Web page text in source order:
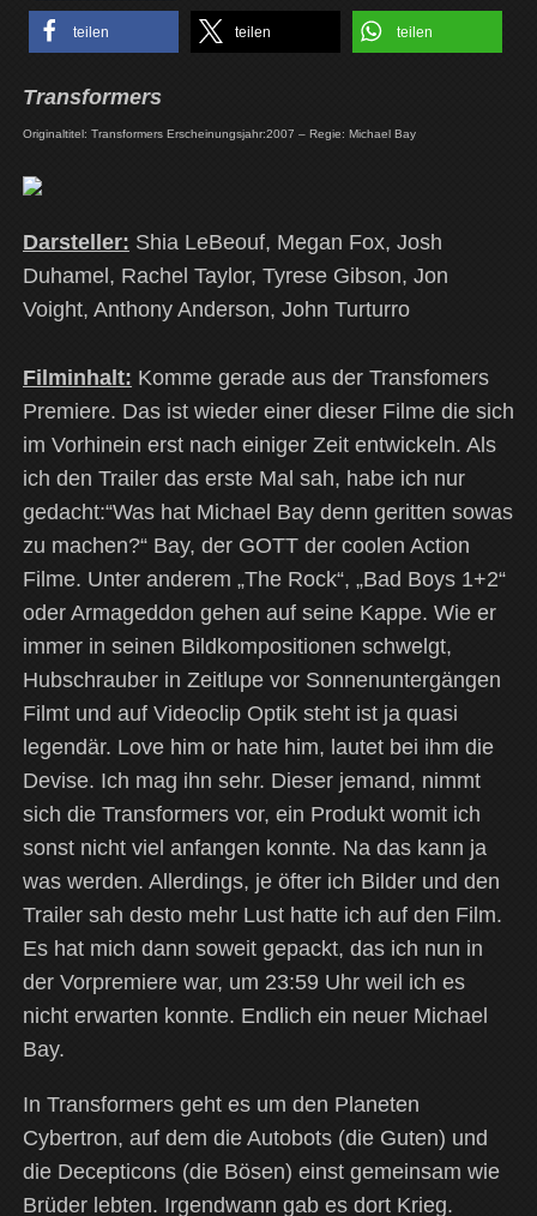
teilen teilen teilen
Transformers
Originaltitel: Transformers Erscheinungsjahr:2007 – Regie: Michael Bay
Darsteller: Shia LeBeouf, Megan Fox, Josh
Duhamel, Rachel Taylor, Tyrese Gibson, Jon
Voight, Anthony Anderson, John Turturro
Filminhalt: Komme gerade aus der Transfomers
Premiere. Das ist wieder einer dieser Filme die sich
im Vorhinein erst nach einiger Zeit entwickeln. Als
ich den Trailer das erste Mal sah, habe ich nur
gedacht:“Was hat Michael Bay denn geritten sowas
zu machen?“ Bay, der GOTT der coolen Action
Filme. Unter anderem „The Rock“, „Bad Boys 1+2“
oder Armageddon gehen auf seine Kappe. Wie er
immer in seinen Bildkompositionen schwelgt,
Hubschrauber in Zeitlupe vor Sonnenuntergängen
Filmt und auf Videoclip Optik steht ist ja quasi
legendär. Love him or hate him, lautet bei ihm die
Devise. Ich mag ihn sehr. Dieser jemand, nimmt
sich die Transformers vor, ein Produkt womit ich
sonst nicht viel anfangen konnte. Na das kann ja
was werden. Allerdings, je öfter ich Bilder und den
Trailer sah desto mehr Lust hatte ich auf den Film.
Es hat mich dann soweit gepackt, das ich nun in
der Vorpremiere war, um 23:59 Uhr weil ich es
nicht erwarten konnte. Endlich ein neuer Michael
Bay.
In Transformers geht es um den Planeten
Cybertron, auf dem die Autobots (die Guten) und
die Decepticons (die Bösen) einst gemeinsam wie
Brüder lebten. Irgendwann gab es dort Krieg.